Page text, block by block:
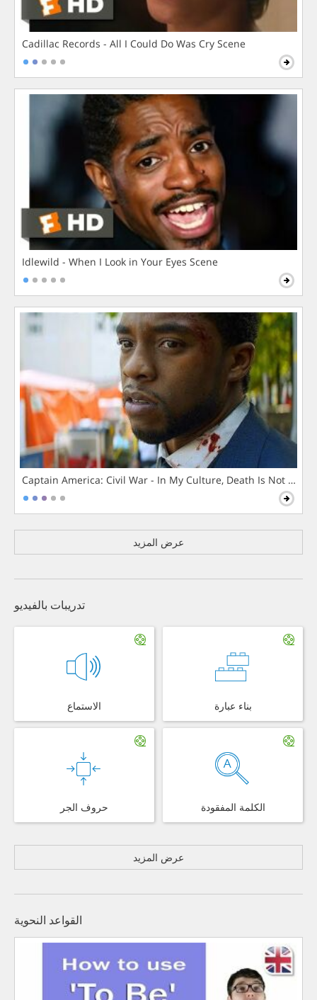
Cadillac Records - All I Could Do Was Cry Scene
Idlewild - When I Look in Your Eyes Scene
Captain America: Civil War - In My Culture, Death Is Not The
عرض المزيد
تدريبات بالفيديو
الاستماع بناء عبارة
حروف الجر الكلمة المفقودة
عرض المزيد
القواعد النحوية